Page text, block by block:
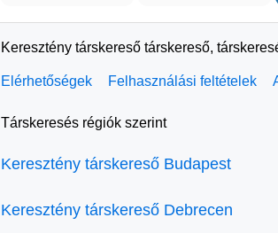
Keresztény társkereső társkereső,
Elérhetőségek Felhasználási feltételek
Társkeresés régiók szerint
Keresztény társkereső Budapest
Keresztény társkereső Debrecen